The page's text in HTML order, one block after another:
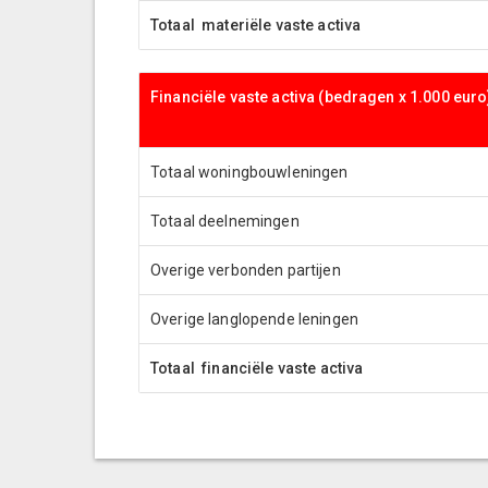
Totaal materiële vaste activa
Financiële vaste activa (bedragen x 1.000
Totaal woningbouwleningen
Totaal deelnemingen
Overige verbonden partijen
Overige langlopende leningen
Totaal financiële vaste activa